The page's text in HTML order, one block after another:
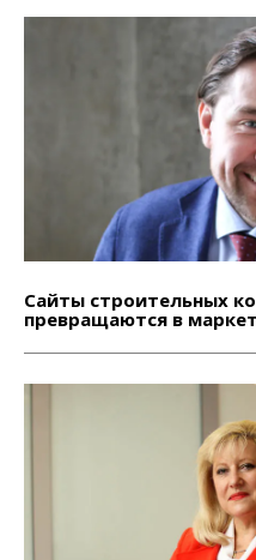
Сайты строительных
превращаются в